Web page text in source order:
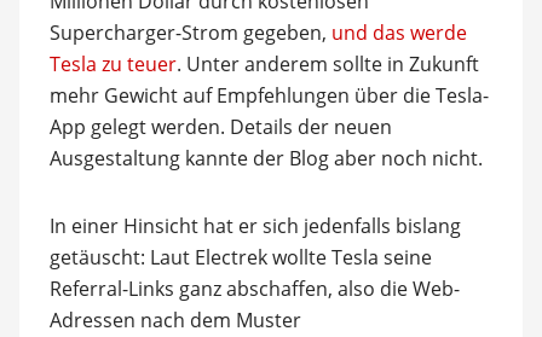
Supercharger-Strom gegeben, und das werde
Tesla zu teuer. Unter anderem sollte in Zukunft
mehr Gewicht auf Empfehlungen über die Tesla-
App gelegt werden. Details der neuen
Ausgestaltung kannte der Blog aber noch nicht.
In einer Hinsicht hat er sich jedenfalls bislang
getäuscht: Laut Electrek wollte Tesla seine
Referral-Links ganz abschaffen, also die Web-
Adressen nach dem Muster